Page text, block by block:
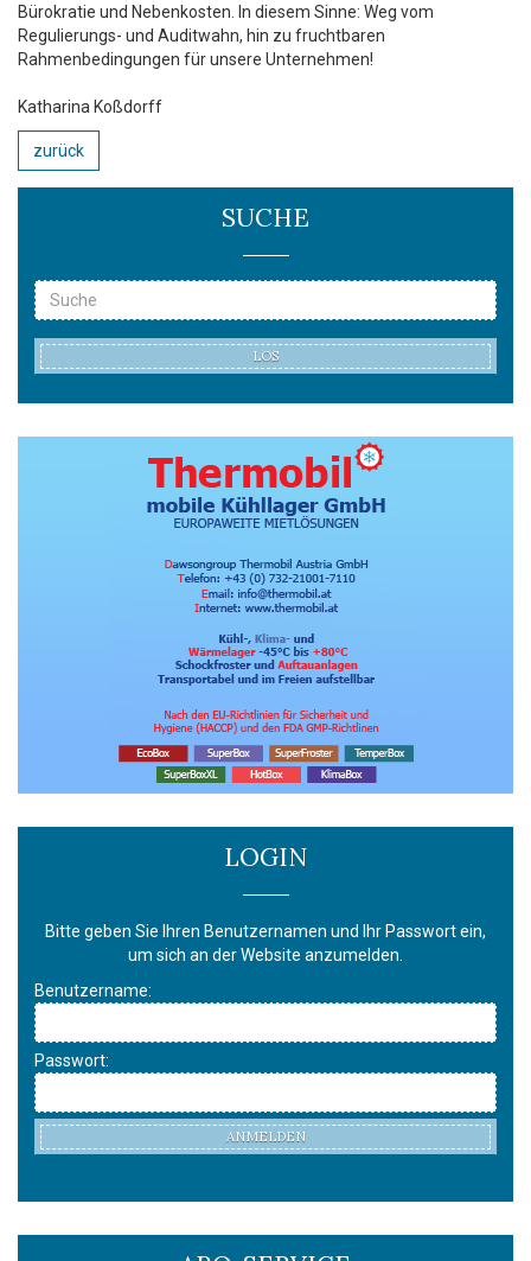
Bürokratie und Nebenkosten. In diesem Sinne: Weg vom
Regulierungs- und Auditwahn, hin zu fruchtbaren
Rahmenbedingungen für unsere Unternehmen!
Katharina Koßdorff
zurück
SUCHE
LOS
LOGIN
Bitte geben Sie Ihren Benutzernamen und Ihr Passwort ein,
um sich an der Website anzumelden.
Benutzername:
Passwort:
ANMELDEN